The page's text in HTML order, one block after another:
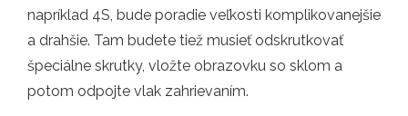
napríklad 4S, bude poradie veľkosti komplikovanejšie
a drahšie. Tam budete tiež musieť odskrutkovať
špeciálne skrutky, vložte obrazovku so sklom a
potom odpojte vlak zahrievaním.